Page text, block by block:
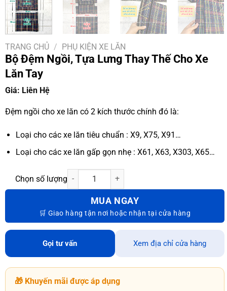
TRANG CHỦ / PHỤ KIỆN XE LĂN
Bộ Đệm Ngồi, Tựa Lưng Thay Thế Cho Xe
Lăn Tay
Giá: Liên Hệ
Đệm ngồi cho xe lăn có 2 kích thước chính đó là:
Loại cho các xe lăn tiêu chuẩn : X9, X75, X91…
Loại cho các xe lăn gấp gọn nhẹ : X61, X63, X303, X65…
MUA NGAY
Gọi tư vấn Xem địa chỉ cửa hàng
🎁 Khuyến mãi được áp dụng